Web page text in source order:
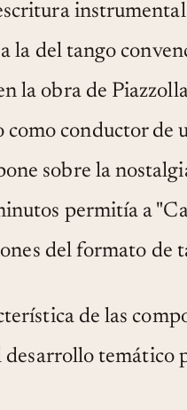
la del tango
la obra de
conductor de
sobre la
permitía a
del formato de
de las
temático